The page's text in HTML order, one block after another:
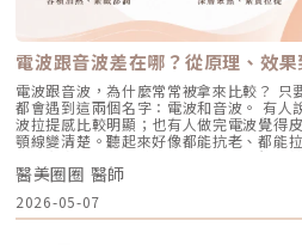
麻藥嗎？A：疼痛度極低，多數患者甚至
AviClear 搭載了專利的「AviCool™ 藍寶
前、中、後都會持續為肌膚表面降溫。治
涼涼的，伴隨輕微的溫熱感或是像被橡皮
手工清粉刺的痛楚，整體舒適度大幅提升
在正在吃口服 A 酸，可以打 AviClear 嗎
般來說，口服 A 酸會讓皮膚變得比較薄且
A 酸至少 1 到 3 個月後，讓皮膚屏障稍微
安全。Q3：如果我只有局部（例如下巴）
常建議「全臉治療」效果最佳。皮脂腺是
在發炎，但其他區域的皮脂腺可能也處於
以達到整體控油、預防其他部位未來爆發
針對正在發炎的嚴重區域特別加強能量。
（Pico Laser）是目前詢問度最高的縮毛
鏡」或「聚焦透鏡」。這能在不破壞表皮
皮層產生「空泡效應（LIOB）」。這就像
藉此喚醒肌膚的自癒機制，大量刺激膠原
周圍的凹陷給「撐」起來。適合誰：輕中
想同時改善膚色不均與暗沉的人。效果與
腫1~3天，幾乎不影響日常生活。是目前
重度凹洞救星：UP雷射原理：如果是屬
秒雷射可能不夠力，這時候就需要汽化型
（UltraPulse），它能將能量精準且極深
硬化的纖維化疤痕組織，進行深層的肌膚
疤、嚴重凹洞型毛孔粗大。效果與特色：
「破壞力」也強。術後會有明顯的點狀結
甚至讓斑點反覆出現。也因為色素問題本
得「效果不一定穩定」。要真正提高治療
準、穩定地處理不同深度的黑色素，同時
光雷射？從技術重新理解除斑Reepot AI
基礎，並結合 AI 影像分析的智慧型色素
KFDA 與台灣 TFDA 核可。它的設計目的
也更符合亞洲膚質對低熱傷害的需求。透
辨識斑點的深度與分布，使能量設定更具
Reepot 搭載超低溫冷卻機制，能在能量擊
紅腫與熱刺激。其能量原理以機械式震動
熱破壞，因此對周邊組織更溫和。簡單來
式，提升為更可控、恢復期更短的療程設
斑更精準、安全、穩定在眾多除斑雷射中
電波跟音波差在哪？從原理、效
電波跟音波，為什麼常常被拿來比較？ 只
都會遇到這兩個名字：電波和音波。 有人
波拉提感比較明顯；也有人做完電波覺得
顎線變清楚。聽起來好像都能抗老、都能
電波和音波最大的差別，不是「哪一個比
同、作用的層次不同，適合處理的老化問
改善皮膚的鬆、細紋、膚質與緊緻度。 音
下顎線與深層支撐。 例如：如果把臉比喻
理牆面，讓表面變得更平整、更緊；音波
醫美圈圈 醫師
2026-05-07